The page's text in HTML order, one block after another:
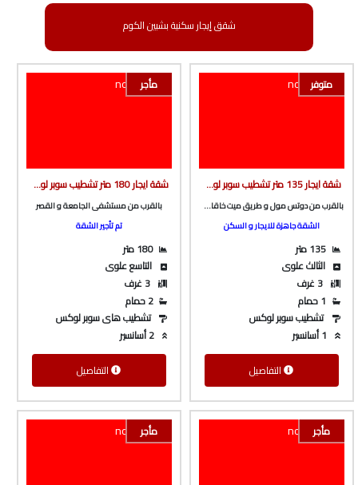
شقق إيجار سكنية بشبين الكوم
متوفر
شقة ايجار 135 متر تشطيب سوبر لوكس بالقرب من دوتس مول و طريق ميت خاقان و بالقرب من مسجد نور الصالحين من الوسيط العقارية بشبين الكوم
بالقرب من دوتس مول و طريق ميت خاقان و بالقرب من مسجد نور الصالحين
الشقة جاهزة للايجار و السكن
135 متر
الثالث علوى
1 حمام
تشطيب سوبر لوكس
التفاصيل
مأجر
شقة ايجار 180 متر تشطيب سوبر لوكس ف برج بأسانسير ع الشارع الرئيسى مباشرة بالقرب من مستشفى القصر و الجامعة من شركة الوسيط العقارية بشبين الكوم
بالقرب من مستشفى الجامعة و القصر
تم تأجير الشقة
180 متر
التاسع علوى
3 غرف
2 حمام
تشطيب هاى سوبر لوكس
2 أسانسير
التفاصيل
مأجر مأجر